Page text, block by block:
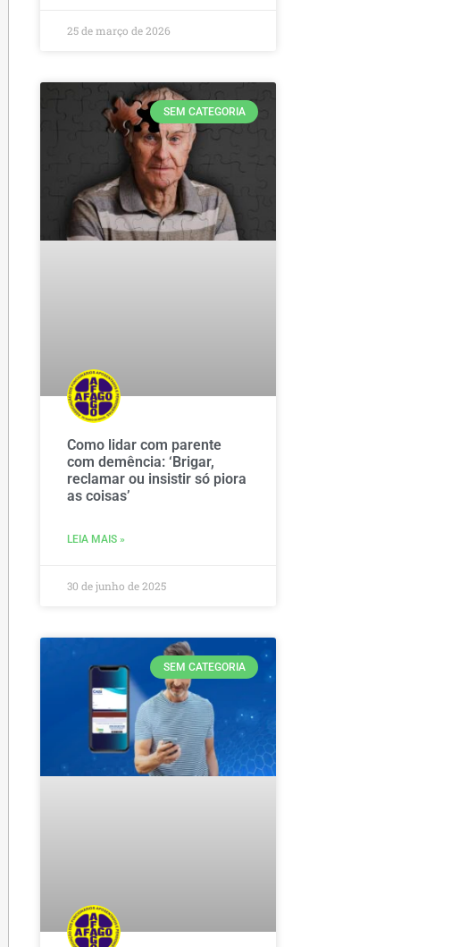
25 de março de 2026
SEM CATEGORIA
Como lidar com parente
com demência: ‘Brigar,
reclamar ou insistir só piora
as coisas’
LEIA MAIS »
30 de junho de 2025
SEM CATEGORIA